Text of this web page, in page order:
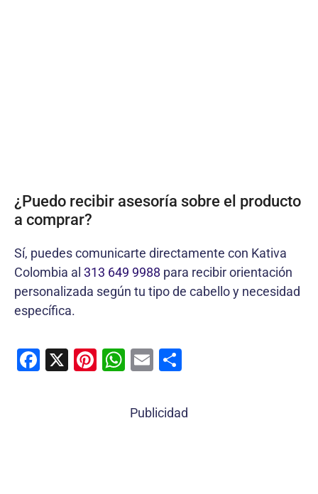
¿Puedo recibir asesoría sobre el producto
a comprar?
Sí, puedes comunicarte directamente con Kativa
Colombia al 313 649 9988 para recibir orientación
personalizada según tu tipo de cabello y necesidad
específica.
F
X
Pi W
at
E
ai m
Publicidad